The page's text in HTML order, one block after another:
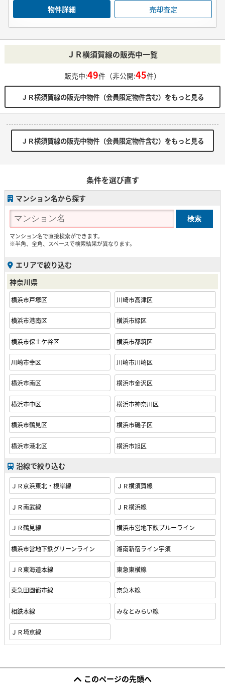
物件詳細 売却査定
ＪＲ横須賀線の販売中一覧
販売中:49件（非公開:45件）
ＪＲ横須賀線の販売中物件（会員限定物件含む）をもっと見る
ＪＲ横須賀線の販売中物件（会員限定物件含む）をもっと見る
条件を選び直す
マンション名から探す
マンション名で直接検索ができます。
※半角、全角、スペースで検索結果が異なります。
エリアで絞り込む
神奈川県
横浜市戸塚区 川崎市高津区
横浜市港南区 横浜市緑区
横浜市保土ケ谷区 横浜市都筑区
川崎市幸区 川崎市川崎区
横浜市南区 横浜市金沢区
横浜市中区 横浜市神奈川区
横浜市鶴見区 横浜市磯子区
横浜市港北区 横浜市旭区
沿線で絞り込む
ＪＲ京浜東北・根岸線 ＪＲ横須賀線
ＪＲ南武線 ＪＲ横浜線
ＪＲ鶴見線 横浜市営地下鉄ブルーライン
横浜市営地下鉄グリーンライン 湘南新宿ライン宇須
ＪＲ東海道本線 東急東横線
東急田園都市線 京急本線
相鉄本線 みなとみらい線
ＪＲ埼京線
このページの先頭へ